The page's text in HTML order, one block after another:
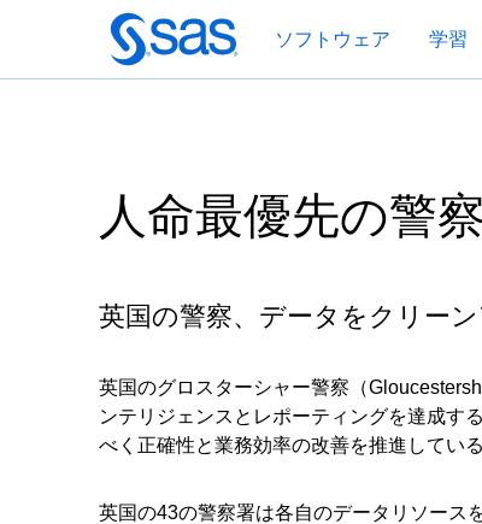
Skip
to
main
ソフトウェア 学習
人命最優先の警
英国の警察、データをクリー
英国のグロスターシャー警察（
ンテリジェンスとレポーティングを達成す
べく正確性と業務効率の改善を推進している
英国の43の警察署は各自のデータリソース